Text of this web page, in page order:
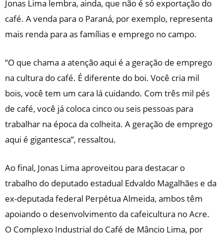
Jonas Lima lembra, ainda, que não é só exportação do
café. A venda para o Paraná, por exemplo, representa
mais renda para as famílias e emprego no campo.
“O que chama a atenção aqui é a geração de emprego
na cultura do café. É diferente do boi. Você cria mil
bois, você tem um cara lá cuidando. Com três mil pés
de café, você já coloca cinco ou seis pessoas para
trabalhar na época da colheita. A geração de emprego
aqui é gigantesca”, ressaltou.
Ao final, Jonas Lima aproveitou para destacar o
trabalho do deputado estadual Edvaldo Magalhães e da
ex-deputada federal Perpétua Almeida, ambos têm
apoiando o desenvolvimento da cafeicultura no Acre.
O Complexo Industrial do Café de Mâncio Lima, por